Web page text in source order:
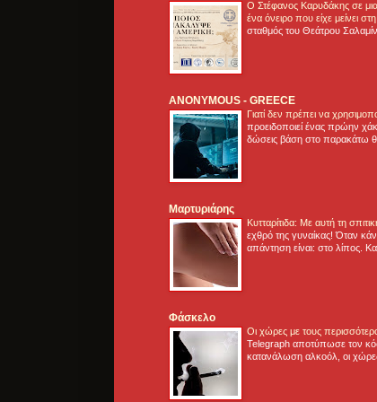
Ο Στέφανος Καρυδάκης σε
ένα όνειρο που είχε μείνει
σταθμός του Θεάτρου
ANONYMOUS - GREECE
Γιατί δεν πρέπει να
προειδοποιεί ένας πρώην
δώσεις βάση στο παρακάτω
Μαρτυριάρης
Κυτταρίτιδα: Με αυτή τη
εχθρό της γυναίκας! Όταν
απάντηση είναι: στο λίπος.
Φάσκελο
Οι χώρες με τους
Telegraph αποτύπωσε τον
κατανάλωση αλκοόλ, οι